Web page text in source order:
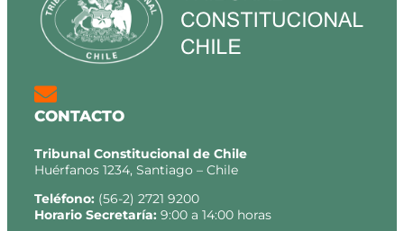
CONTACTO
Tribunal Constitucional de Chile
Huérfanos 1234, Santiago – Chile
Teléfono: (56-2) 2721 9200
Horario Secretaría: 9:00 a 14:00 horas